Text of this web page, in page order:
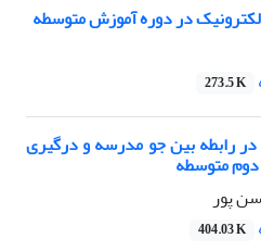
در دوره آموزش متوسطه
273.5 K
رابطه بین جو مدرسه و درگیری
متوسطه
پور
404.03 K